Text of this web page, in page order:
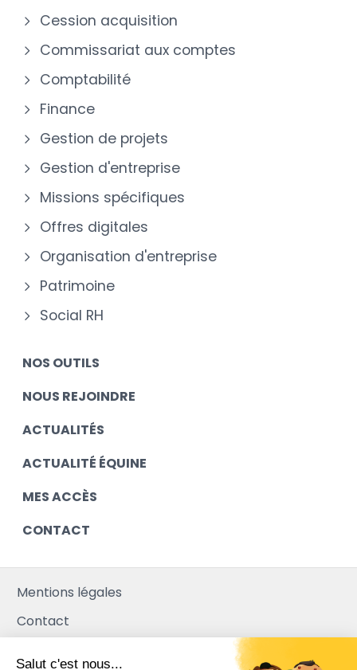
Cession acquisition
Commissariat aux comptes
Comptabilité
Finance
Gestion de projets
Gestion d'entreprise
Missions spécifiques
Offres digitales
Organisation d'entreprise
Patrimoine
Social RH
NOS OUTILS
NOUS REJOINDRE
ACTUALITÉS
ACTUALITÉ ÉQUINE
MES ACCÈS
CONTACT
Mentions légales
Contact
Salut c'est nous...